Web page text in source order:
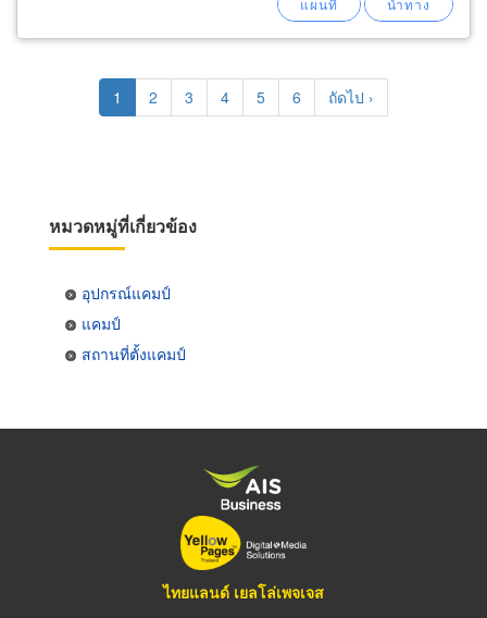
PaginationCurrent
page
1 Page
2 Page
3 Page
4 Page
5 Page
6
Next
page
ถัดไป ›
หมวดหมู่ที่เกี่ยวข้อง
อุปกรณ์แคมป์
แคมป์
สถานที่ตั้งแคมป์
ไทยแลนด์ เยลโล่เพจเจส